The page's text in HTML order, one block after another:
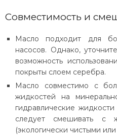
Совместимость и
Масло подходит для
насосов. Однако,
возможность
покрыты слоем серебра.
Масло совместимо с
жидкостей на
гидравлические
следует смешивать с
(экологически чистыми